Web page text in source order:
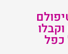
כפל